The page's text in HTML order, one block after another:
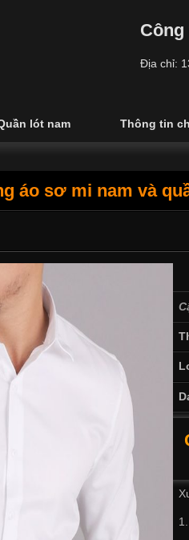
Công
Địa chỉ:
lót nam Thông tin
áo sơ mi nam và